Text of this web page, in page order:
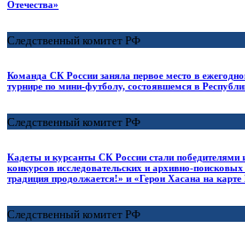
Отечества»
Следственный комитет РФ
Команда СК России заняла первое место в
турнире по мини-футболу, состоявшемся в
Следственный комитет РФ
Кадеты и курсанты СК России стали
конкурсов исследовательских и архивно-
традиция продолжается!» и «Герои Хасана на карте
Следственный комитет РФ